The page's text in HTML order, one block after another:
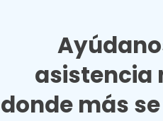
asistencia
donde más